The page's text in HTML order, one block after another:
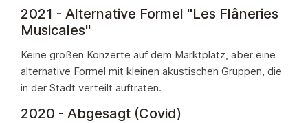
2021 - Alternative Formel "Les Flâneries
Musicales"
Keine großen Konzerte auf dem Marktplatz, aber eine
alternative Formel mit kleinen akustischen Gruppen, die
in der Stadt verteilt auftraten.
2020 - Abgesagt (Covid)